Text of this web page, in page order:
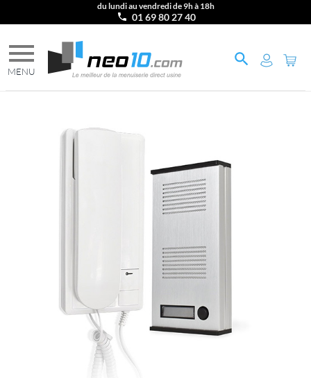
du lundi au vendredi de 9h à 18h
01 69 80 27 40